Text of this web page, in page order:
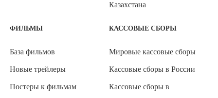
Казахстана
ФИЛЬМЫ
База фильмов
Новые трейлеры
Постеры к фильмам
КАССОВЫЕ СБОРЫ
Мировые кассовые сборы
Кассовые сборы в России
Кассовые сборы в